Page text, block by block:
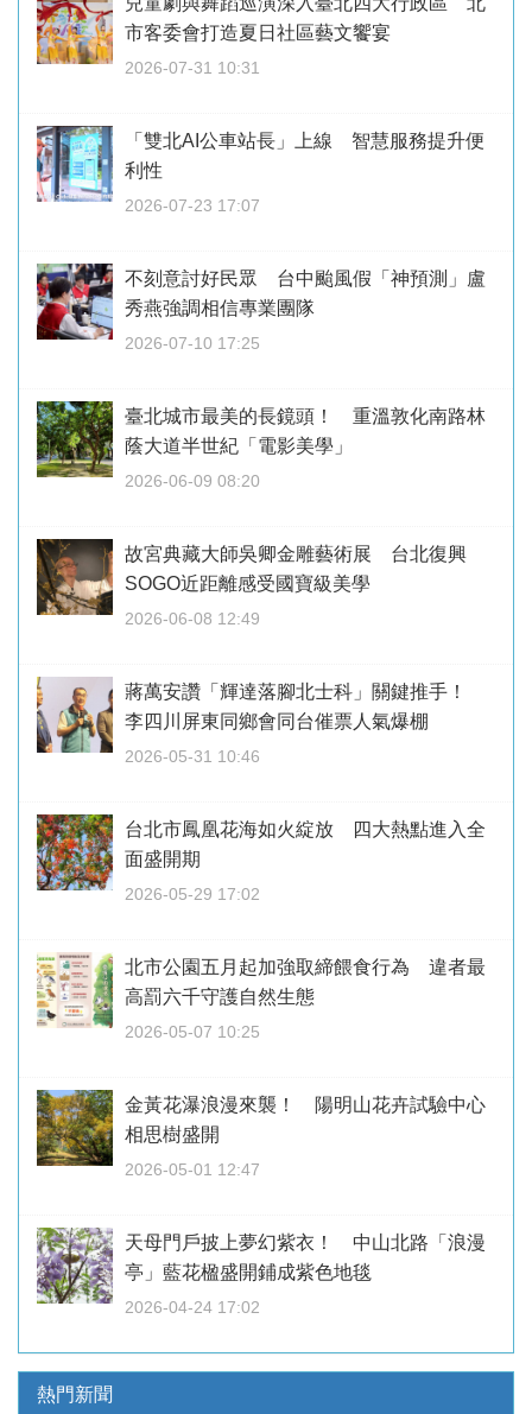
市客委會打造夏日社區藝文饗宴
2026-07-31 10:31
「雙北AI公車站長」上線 智慧服務提升便
利性
2026-07-23 17:07
不刻意討好民眾 台中颱風假「神預測」盧
秀燕強調相信專業團隊
2026-07-10 17:25
臺北城市最美的長鏡頭！ 重溫敦化南路林
蔭大道半世紀「電影美學」
2026-06-09 08:20
故宮典藏大師吳卿金雕藝術展 台北復興
SOGO近距離感受國寶級美學
2026-06-08 12:49
蔣萬安讚「輝達落腳北士科」關鍵推手！
李四川屏東同鄉會同台催票人氣爆棚
2026-05-31 10:46
台北市鳳凰花海如火綻放 四大熱點進入全
面盛開期
2026-05-29 17:02
北市公園五月起加強取締餵食行為 違者最
高罰六千守護自然生態
2026-05-07 10:25
金黃花瀑浪漫來襲！ 陽明山花卉試驗中心
相思樹盛開
2026-05-01 12:47
天母門戶披上夢幻紫衣！ 中山北路「浪漫
亭」藍花楹盛開鋪成紫色地毯
2026-04-24 17:02
熱門新聞